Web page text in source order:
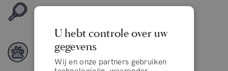
Veganistische ingrediënten
U hebt controle over uw
gegevens
Wij en onze partners gebruiken